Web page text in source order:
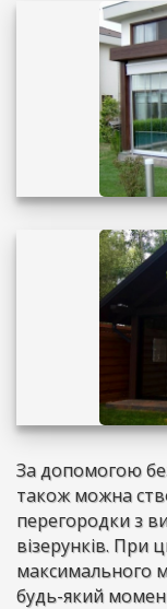
За допомогою
також можна
перегородки з
візерунків. При
максимального
будь-який